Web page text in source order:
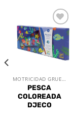
Añadir
a la
lista de
deseos
MOTRICIDAD GRUESA
PESCA
COLOREADA
DJECO